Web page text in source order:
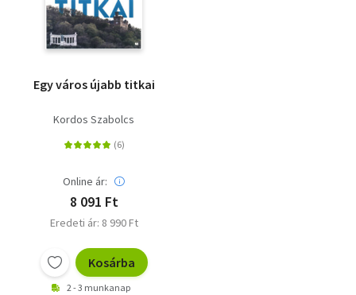
Egy város újabb titkai
Kordos Szabolcs
Online ár:
8 091 Ft
Eredeti ár: 8 990 Ft
Kosárba
2 - 3 munkanap